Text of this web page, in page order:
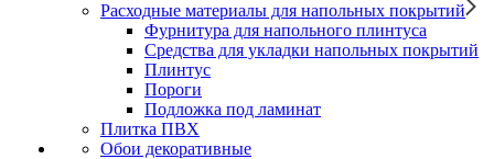
Расходные материалы для напольных покрытий
Фурнитура для напольного плинтуса
Средства для укладки напольных покрытий
Плинтус
Пороги
Подложка под ламинат
Плитка ПВХ
Обои декоративные